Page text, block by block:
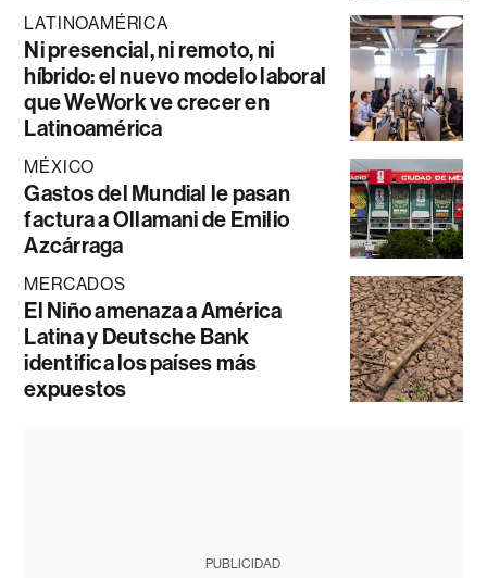
LATINOAMÉRICA
Ni presencial, ni remoto, ni
híbrido: el nuevo modelo laboral
que WeWork ve crecer en
Latinoamérica
MÉXICO
Gastos del Mundial le pasan
factura a Ollamani de Emilio
Azcárraga
MERCADOS
El Niño amenaza a América
Latina y Deutsche Bank
identifica los países más
expuestos
PUBLICIDAD